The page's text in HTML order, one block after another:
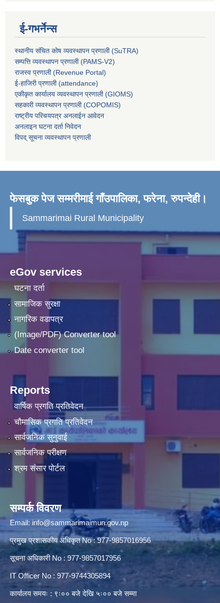
ई-गभर्नेन्स
स्थानीय संचित कोष व्यवस्थापन प्रणाली (SuTRA)
सम्पत्ति व्यवस्थापन प्रणाली (PAMS-V2)
राजस्व प्रणाली (Revenue Portal)
ई-हाजिरी प्रणाली (attendance)
एकीकृत कार्यालय व्यवस्थापन प्रणाली (GIOMS)
सहकारी व्यवस्थापन प्रणाली (COPOMIS)
राष्ट्रीय परिचयपत्र अनलाईन आवेदन
अनलाइन घटना दर्ता निवेदन
विपद् सूचना व्यवस्थापन प्रणाली
फेसबुक पेज सम्मरीमाई गाँउपालिका, फरेना, रुपन्देही।
Sammarimai Rural Municipality
eGov services
घटना दर्ता
सामाजिक सुरक्षा
नागरिक वडापत्र
(Image/PDF) Converter tool
Date converter tool
Reports
वार्षिक प्रगति प्रतिवेदन
चौमासिक प्रगति प्रतिवेदन
सार्वजनिक सुनुवाई
सार्वजनिक परीक्षण
श्रम संसार पोर्टल
सम्पर्क विवरण
Email: info@sammarimaimun.gov.np
प्रमुख प्रशासकीय अधिकृत No : 977-9857016956
सूचना अधिकारी No : 977-9857017956
IT Officer No : 977-9744305894
कार्यालय समयः : ९ः०० बजे देखि ५ः०० बजे सम्मा